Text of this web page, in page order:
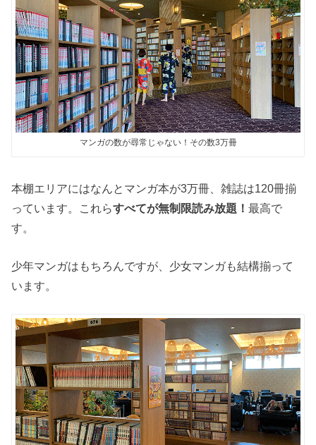
マンガの数が尋常じゃない！その数3万冊
本棚エリアにはなんとマンガ本が3万冊、雑誌は120冊揃
っています。これらすべてが無制限読み放題！最高で
す。
少年マンガはもちろんですが、少女マンガも結構揃って
います。